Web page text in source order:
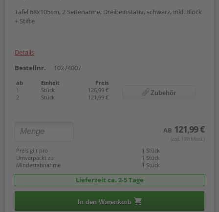
Tafel 68x105cm, 2 Seitenarme, Dreibeinstativ, schwarz, inkl. Block
+ Stifte
Details
Bestellnr.
10274007
ab Einheit
Preis
1
Stück
126,99 €
2
Stück 121,99 €
Zubehör
AB 121,99 €
(zzgl. 19% Mwst.)
Preis gilt pro
1 Stück
Umverpackt zu
1 Stück
Mindestabnahme
1 Stück
Lieferzeit ca. 2-5 Tage
In den Warenkorb